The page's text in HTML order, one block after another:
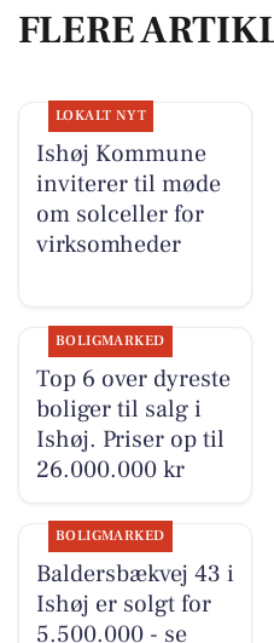
FLERE
LOKALT NYT
Ishøj Kommune
inviterer til møde
om solceller for
virksomheder
BOLIGMARKED
Top 6 over dyreste
boliger til salg i
Ishøj. Priser op til
26.000.000 kr
BOLIGMARKED
Baldersbækvej 43 i
Ishøj er solgt for
5.500.000 - se